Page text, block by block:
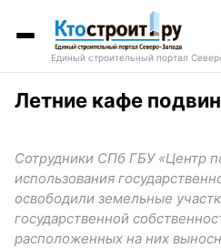
Единый строительный портал
Летние кафе
Сотрудники СПб ГБУ «Центр
использования
освободили земельные
государственной
расположенных на них